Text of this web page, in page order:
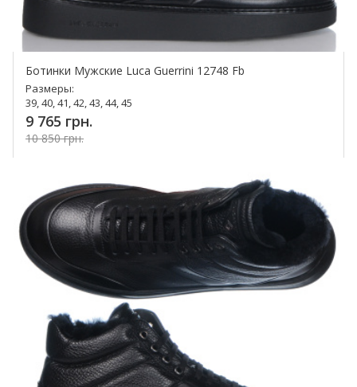
Ботинки Мужские Luca Guerrini 12748 Fb
Размеры:
39, 40, 41, 42, 43, 44, 45
9 765 грн.
10 850 грн.